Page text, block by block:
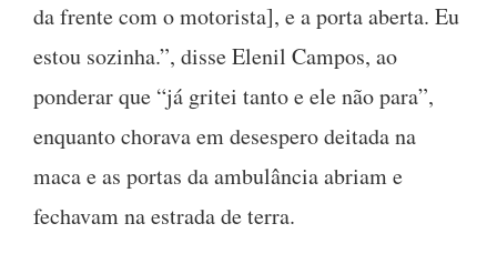
da frente com o motorista], e a porta aberta. Eu
estou sozinha.”, disse Elenil Campos, ao
ponderar que “já gritei tanto e ele não para”,
enquanto chorava em desespero deitada na
maca e as portas da ambulância abriam e
fechavam na estrada de terra.